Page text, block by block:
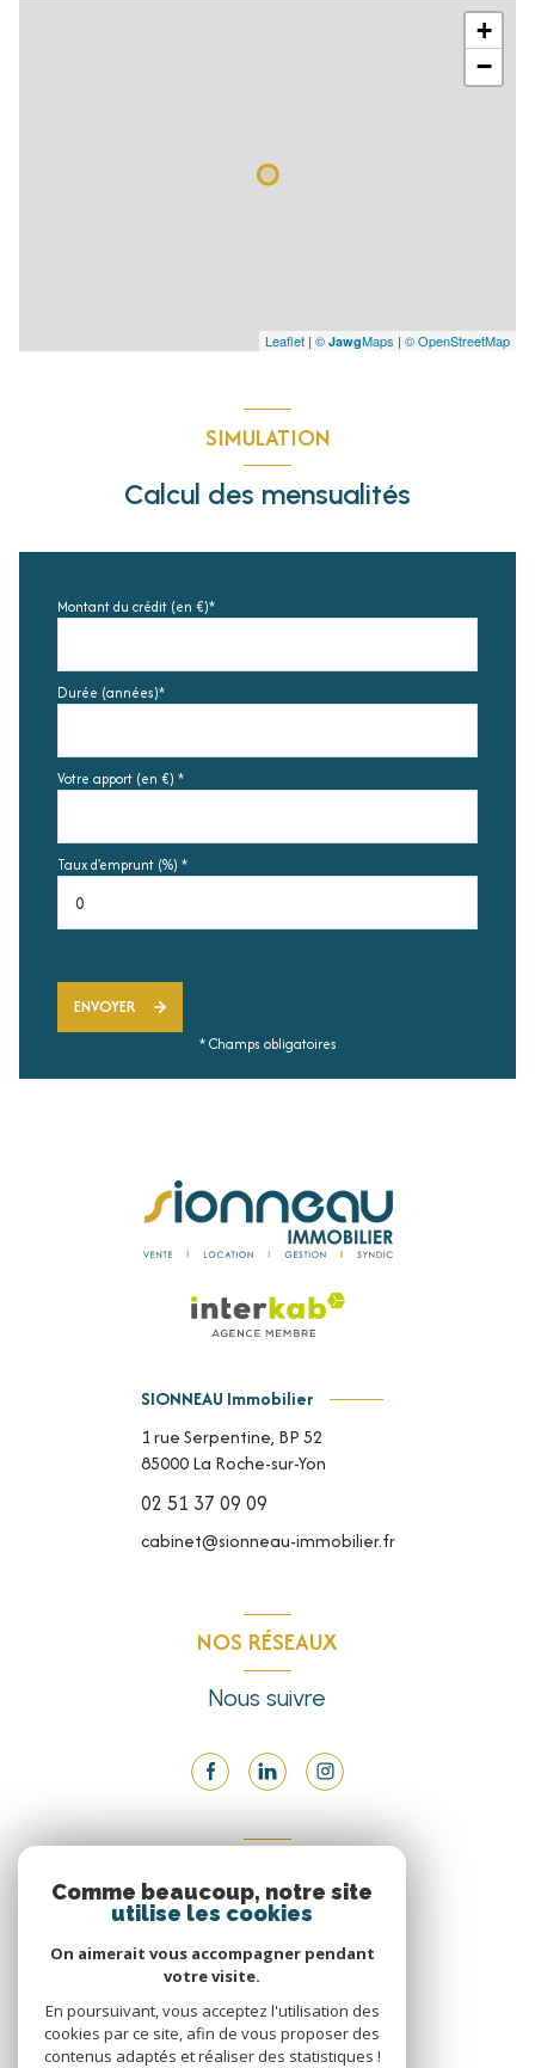
+
−
Leaflet | © JawgMaps | © OpenStreetMap
SIMULATION
Calcul des mensualités
Montant du crédit (en €)*
Durée (années)*
Votre apport (en €) *
Taux d'emprunt (%) *
ENVOYER
* Champs obligatoires
SIONNEAU Immobilier
1 rue Serpentine, BP 52
85000La Roche-sur-Yon
02 51 37 09 09
cabinet@sionneau-immobilier.fr
NOS RÉSEAUX
Nous suivre
Nous adhérons
Comme beaucoup, notre site
utilise les cookies
On aimerait vous accompagner pendant
votre visite.
En poursuivant, vous acceptez l'utilisation des
cookies par ce site, afin de vous proposer des
contenus adaptés et réaliser des statistiques !